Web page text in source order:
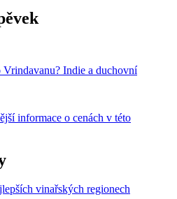
Indie a duchovní
informace o cenách v této